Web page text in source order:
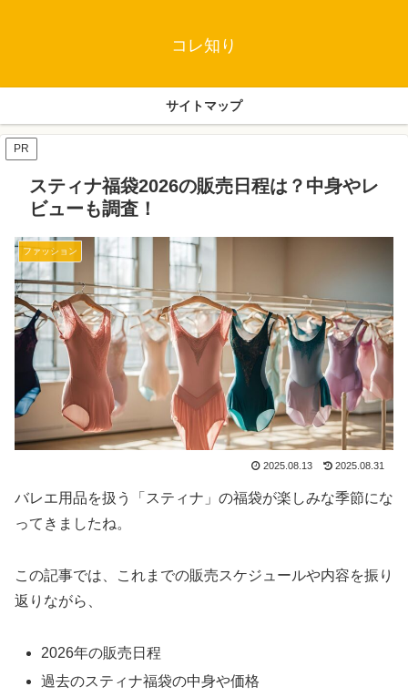
コレ知り
サイトマップ
PR
スティナ福袋2026の販売日程は？中身やレ
ビューも調査！
ファッション
2025.08.13 2025.08.31
バレエ用品を扱う「スティナ」の福袋が楽しみな季節にな
ってきましたね。
この記事では、これまでの販売スケジュールや内容を振り
返りながら、
2026年の販売日程
過去のスティナ福袋の中身や価格